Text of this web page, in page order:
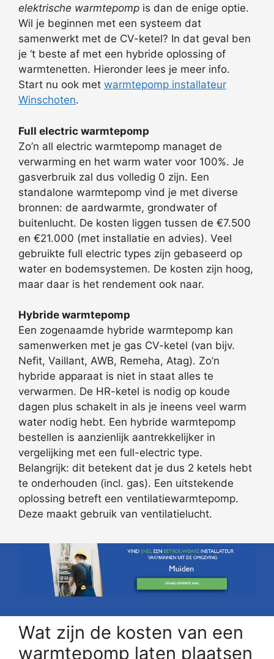
elektrische warmtepomp is dan de enige optie.
Wil je beginnen met een systeem dat
samenwerkt met de CV-ketel? In dat geval ben
je ‘t beste af met een hybride oplossing of
warmtenetten. Hieronder lees je meer info.
Start nu ook met warmtepomp installateur
Winschoten.
Full electric warmtepomp
Zo’n all electric warmtepomp managet de
verwarming en het warm water voor 100%. Je
gasverbruik zal dus volledig 0 zijn. Een
standalone warmtepomp vind je met diverse
bronnen: de aardwarmte, grondwater of
buitenlucht. De kosten liggen tussen de €7.500
en €21.000 (met installatie en advies). Veel
gebruikte full electric types zijn gebaseerd op
water en bodemsystemen. De kosten zijn hoog,
maar daar is het rendement ook naar.
Hybride warmtepomp
Een zogenaamde hybride warmtepomp kan
samenwerken met je gas CV-ketel (van bijv.
Nefit, Vaillant, AWB, Remeha, Atag). Zo’n
hybride apparaat is niet in staat alles te
verwarmen. De HR-ketel is nodig op koude
dagen plus schakelt in als je ineens veel warm
water nodig hebt. Een hybride warmtepomp
bestellen is aanzienlijk aantrekkelijker in
vergelijking met een full-electric type.
Belangrijk: dit betekent dat je dus 2 ketels hebt
te onderhouden (incl. gas). Een uitstekende
oplossing betreft een ventilatiewarmtepomp.
Deze maakt gebruik van ventilatielucht.
Wat zijn de kosten van een
warmtepomp laten plaatsen